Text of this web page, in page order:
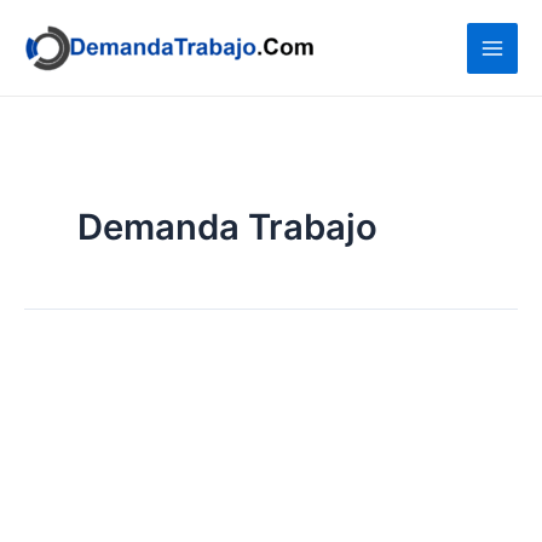
contenido
Demanda Trabajo